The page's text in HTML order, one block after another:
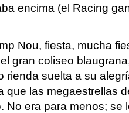
encima (el Racing
Nou, fiesta, mucha
gran coliseo
rienda suelta a su
que las megaestrellas
No era para menos; se